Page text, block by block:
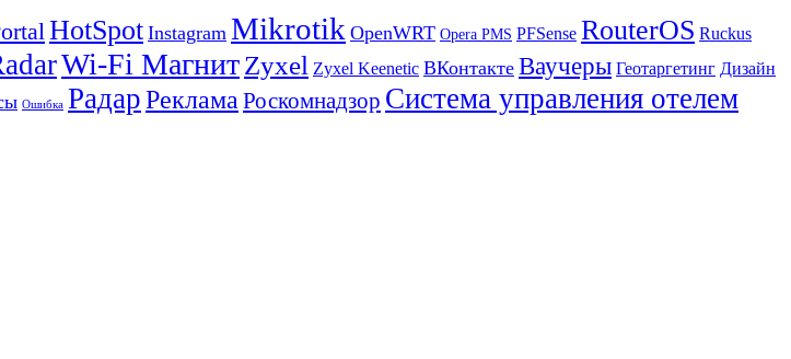
HotSpot Instagram Mikrotik OpenWRT Opera PMS PFSense RouterOS Ruckus
Wi-Fi МагнитZyxel Zyxel Keenetic ВКонтакте Ваучеры Геотаргетинг Дизайн
Ошибка РадарРеклама Роскомнадзор Система управления отелем